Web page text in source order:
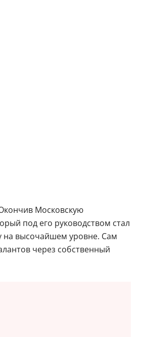
Московскую
под его руководством стал
на высочайшем уровне. Сам
через собственный